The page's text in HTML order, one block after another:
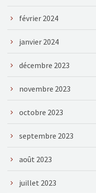
février 2024
janvier 2024
décembre 2023
novembre 2023
octobre 2023
septembre 2023
août 2023
juillet 2023